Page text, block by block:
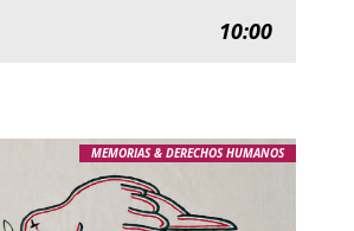
10:00
MEMORIAS & DERECHOS HUMANOS